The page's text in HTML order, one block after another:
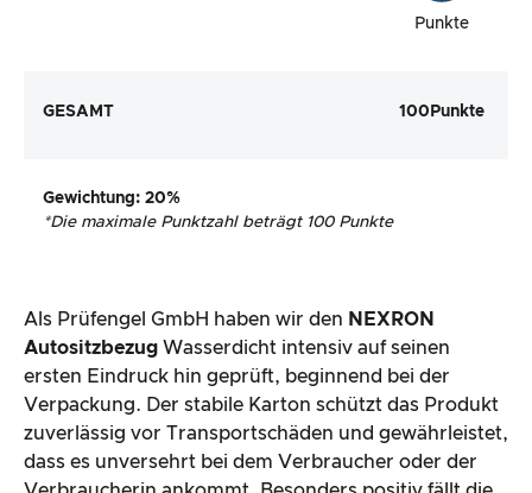
Punkte
GESAMT 100 Punkte
Gewichtung: 20%
*Die maximale Punktzahl beträgt 100 Punkte
Als Prüfengel GmbH haben wir den NEXRON
Autositzbezug Wasserdicht intensiv auf seinen
ersten Eindruck hin geprüft, beginnend bei der
Verpackung. Der stabile Karton schützt das Produkt
zuverlässig vor Transportschäden und gewährleistet,
dass es unversehrt bei dem Verbraucher oder der